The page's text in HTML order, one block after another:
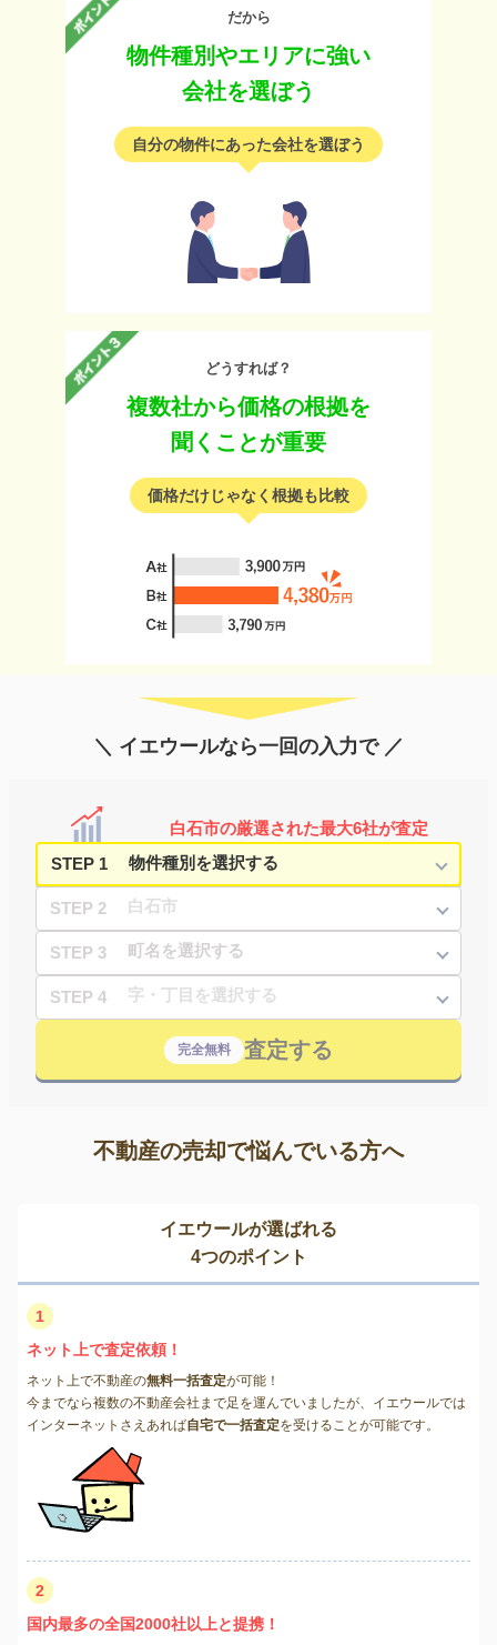
だから
物件種別やエリアに強い
会社を選ぼう
自分の物件にあった会社を選ぼう
どうすれば？
複数社から価格の根拠を
聞くことが重要
価格だけじゃなく根拠も比較
＼ イエウールなら一回の入力で ／
白石市の厳選された最大6社が査定
STEP 1
STEP 2
STEP 3
STEP 4
完全無料 査定する
不動産の売却で悩んでいる方へ
イエウールが選ばれる
4つのポイント
1
ネット上で査定依頼！
ネット上で不動産の無料一括査定が可能！
今までなら複数の不動産会社まで足を運んでいましたが、イエウールでは
インターネットさえあれば自宅で一括査定を受けることが可能です。
2
国内最多の全国2000社以上と提携！